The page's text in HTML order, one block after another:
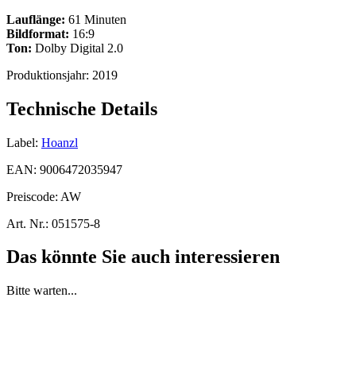
Lauflänge: 61 Minuten
Bildformat: 16:9
Ton: Dolby Digital 2.0
Produktionsjahr: 2019
Technische Details
Label: Hoanzl
EAN: 9006472035947
Preiscode: AW
Art. Nr.: 051575-8
Das könnte Sie auch interessieren
Bitte warten...